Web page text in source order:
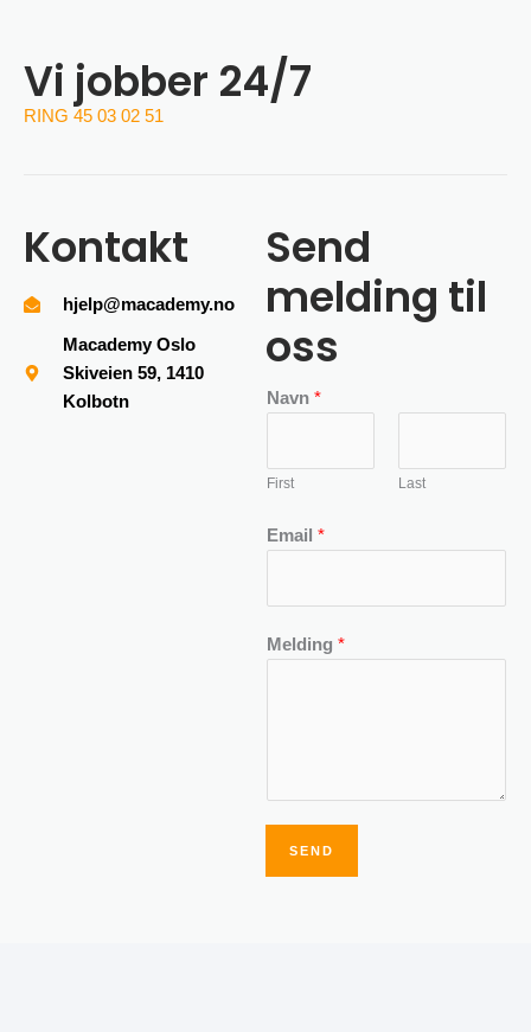
Vi jobber 24/7
RING 45 03 02 51
Kontakt
hjelp@macademy.no
Macademy Oslo
Skiveien 59, 1410
Kolbotn
Send
melding til
oss
Navn *
First Last
Email *
Melding *
SEND